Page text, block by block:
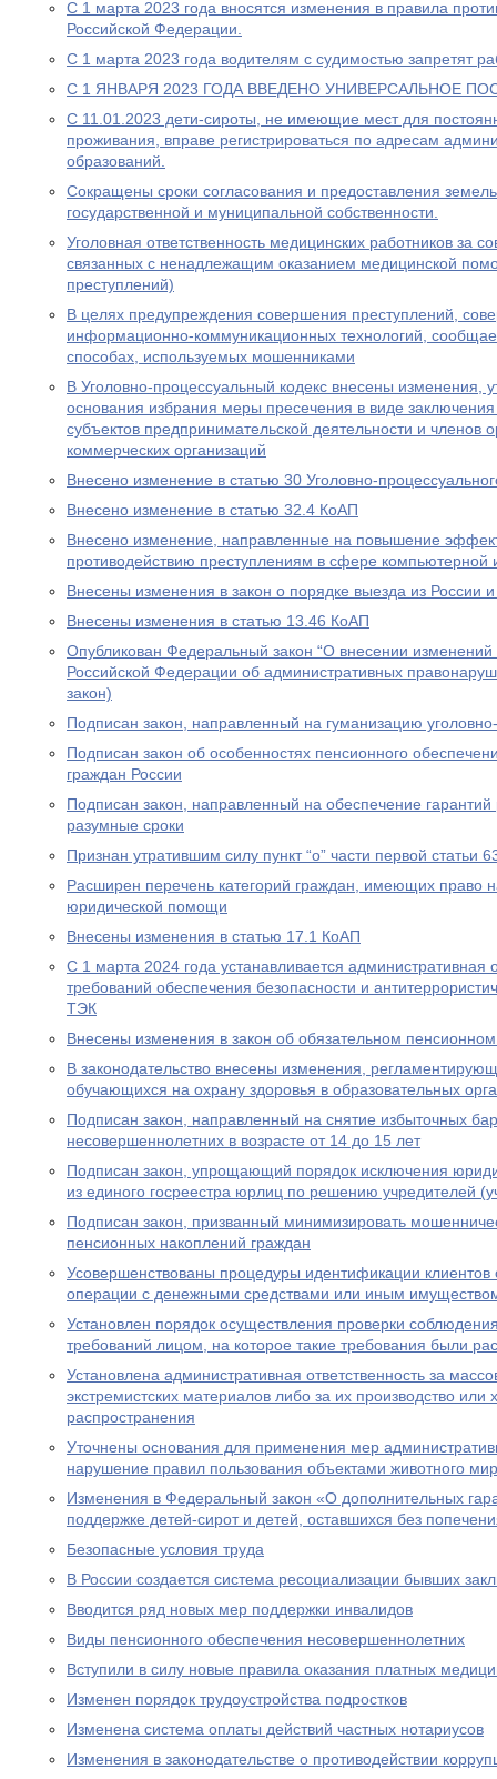
С 1 марта 2023 года вносятся изменения в правила
Российской Федерации.
С 1 марта 2023 года водителям с судимостью запретят
С 1 ЯНВАРЯ 2023 ГОДА ВВЕДЕНО УНИВЕРСАЛЬНОЕ
С 11.01.2023 дети-сироты, не имеющие мест для
проживания, вправе регистрироваться по адресам
образований.
Сокращены сроки согласования и предоставления
государственной и муниципальной собственности.
Уголовная ответственность медицинских работников за
связанных с ненадлежащим оказанием медицинской
преступлений)
В целях предупреждения совершения преступлений,
информационно-коммуникационных технологий,
способах, используемых мошенниками
В Уголовно-процессуальный кодекс внесены изменения,
основания избрания меры пресечения в виде
субъектов предпринимательской деятельности и членов
коммерческих организаций
Внесено изменение в статью 30 Уголовно-
Внесено изменение в статью 32.4 КоАП
Внесено изменение, направленные на повышение
противодействию преступлениям в сфере
Внесены изменения в закон о порядке выезда из России
Внесены изменения в статью 13.46 КоАП
Опубликован Федеральный закон “О внесении изменений
Российской Федерации об административных
закон)
Подписан закон, направленный на гуманизацию
Подписан закон об особенностях пенсионного
граждан России
Подписан закон, направленный на обеспечение
разумные сроки
Признан утратившим силу пункт “о” части первой статьи
Расширен перечень категорий граждан, имеющих право
юридической помощи
Внесены изменения в статью 17.1 КоАП
С 1 марта 2024 года устанавливается административная
требований обеспечения безопасности и
ТЭК
Внесены изменения в закон об обязательном
В законодательство внесены изменения,
обучающихся на охрану здоровья в образовательных
Подписан закон, направленный на снятие избыточных
несовершеннолетних в возрасте от 14 до 15 лет
Подписан закон, упрощающий порядок исключения
из единого госреестра юрлиц по решению учредителей
Подписан закон, призванный минимизировать
пенсионных накоплений граждан
Усовершенствованы процедуры идентификации
операции с денежными средствами или иным
Установлен порядок осуществления проверки
требований лицом, на которое такие требования были
Установлена административная ответственность за
экстремистских материалов либо за их производство или
распространения
Уточнены основания для применения мер
нарушение правил пользования объектами животного
Изменения в Федеральный закон «О дополнительных
поддержке детей-сирот и детей, оставшихся без
Безопасные условия труда
В России создается система ресоциализации бывших
Вводится ряд новых мер поддержки инвалидов
Виды пенсионного обеспечения несовершеннолетних
Вступили в силу новые правила оказания платных
Изменен порядок трудоустройства подростков
Изменена система оплаты действий частных нотариусов
Изменения в законодательстве о противодействии